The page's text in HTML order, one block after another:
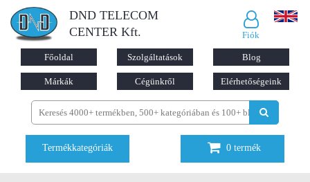
DND TELECOM
CENTER Kft.
Fiók
Főoldal Szolgáltatások Blog
Márkák Cégünkről Elérhetőségeink
Termékkategóriák 0 termék